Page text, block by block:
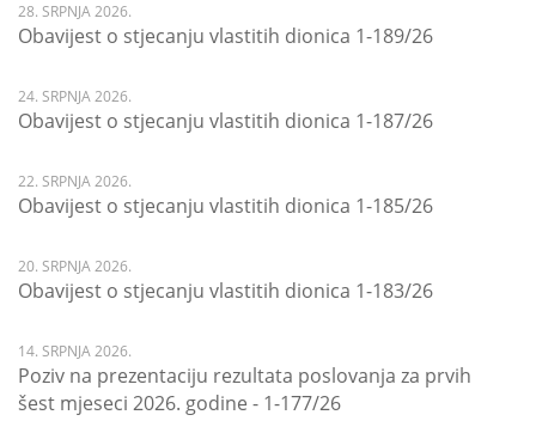
28. SRPNJA 2026.
Obavijest o stjecanju vlastitih dionica 1-189/26
24. SRPNJA 2026.
Obavijest o stjecanju vlastitih dionica 1-187/26
22. SRPNJA 2026.
Obavijest o stjecanju vlastitih dionica 1-185/26
20. SRPNJA 2026.
Obavijest o stjecanju vlastitih dionica 1-183/26
14. SRPNJA 2026.
Poziv na prezentaciju rezultata poslovanja za prvih
šest mjeseci 2026. godine - 1-177/26